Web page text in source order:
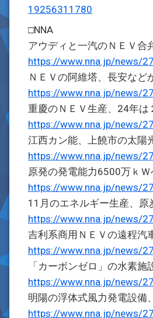
19256311780
□NNA
アウディと一汽のＮＥＶ合
https://www.nna.jp/news/
ＮＥＶの阿維塔、長安など
https://www.nna.jp/news/
重慶のＮＥＶ生産、24年は
https://www.nna.jp/news/
江西カン能、上饒市の太陽
https://www.nna.jp/news/
原発の発電能力6500万ｋ
https://www.nna.jp/news/
11月のエネルギー生産、原
https://www.nna.jp/news/
吉利系商用ＮＥＶの遠程汽
https://www.nna.jp/news/
「カーボンゼロ」の水素施
https://www.nna.jp/news/
明陽の浮体式風力発電設備
https://www.nna.jp/news/